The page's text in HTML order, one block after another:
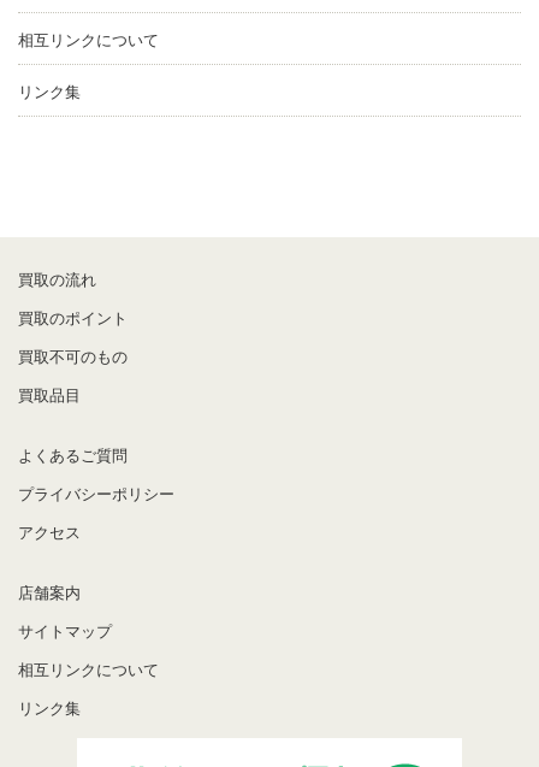
相互リンクについて
リンク集
買取の流れ
買取のポイント
買取不可のもの
買取品目
よくあるご質問
プライバシーポリシー
アクセス
店舗案内
サイトマップ
相互リンクについて
リンク集